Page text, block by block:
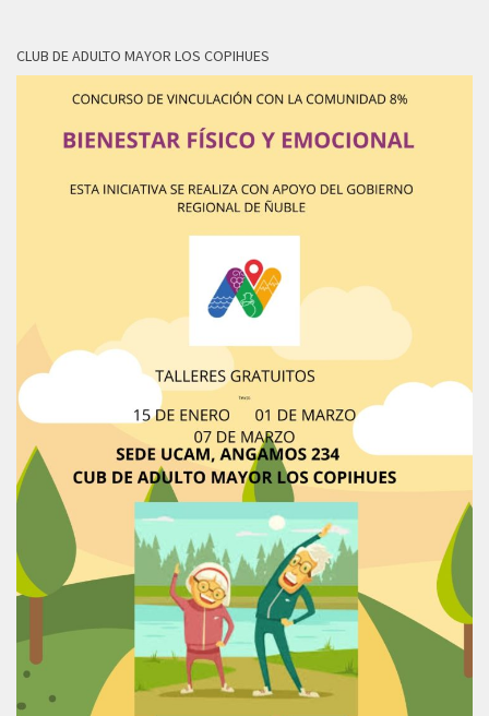
CLUB DE ADULTO MAYOR LOS COPIHUES